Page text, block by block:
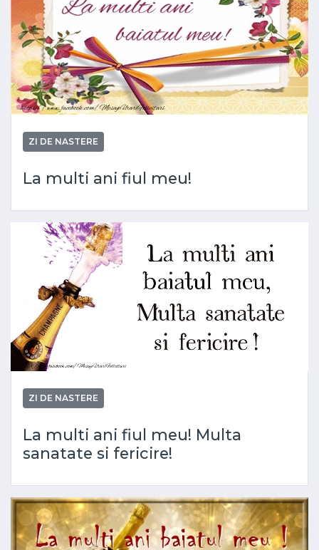
ZI DE NASTERE
La multi ani fiul meu!
ZI DE NASTERE
La multi ani fiul meu! Multa
sanatate si fericire!